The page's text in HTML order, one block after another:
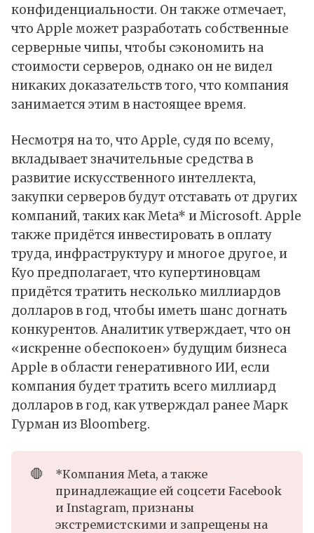
конфиденциальности. Он также отмечает,
что Apple может разработать собственные
серверные чипы, чтобы сэкономить на
стоимости серверов, однако он не видел
никаких доказательств того, что компания
занимается этим в настоящее время.
Несмотря на то, что Apple, судя по всему,
вкладывает значительные средства в
развитие искусственного интеллекта,
закупки серверов будут отставать от других
компаний, таких как Meta* и Microsoft. Apple
также придётся инвестировать в оплату
труда, инфраструктуру и многое другое, и
Куо предполагает, что купертиновцам
придётся тратить несколько миллиардов
долларов в год, чтобы иметь шанс догнать
конкурентов. Аналитик утверждает, что он
«искренне обеспокоен» будущим бизнеса
Apple в области генеративного ИИ, если
компания будет тратить всего миллиард
долларов в год, как утверждал ранее Марк
Гурман из Bloomberg.
🛑
*Компания Meta, а также
принадлежащие ей соцсети Facebook
и Instagram, признаны
экстремистскими и запрещены на